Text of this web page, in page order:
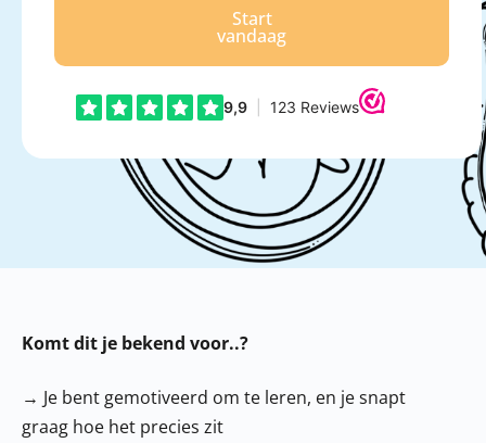
Start
vandaag
Komt dit je bekend voor..?
→ Je bent gemotiveerd om te leren, en je snapt
graag hoe het precies zit